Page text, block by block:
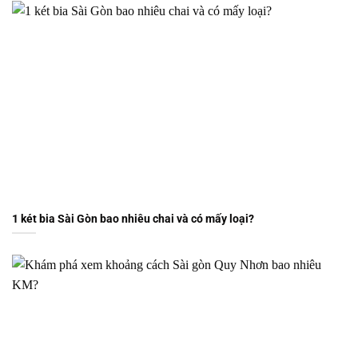
1 két bia Sài Gòn bao nhiêu chai và có mấy loại?